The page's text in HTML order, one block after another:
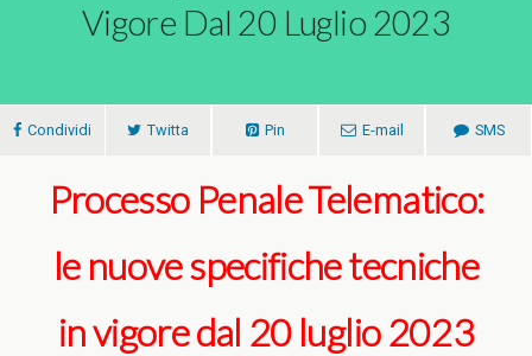
Vigore Dal 20 Luglio 2023
Condividi Twitta Pin E-mail SMS
Processo Penale Telematico:
le nuove specifiche tecniche
in vigore dal 20 luglio 2023